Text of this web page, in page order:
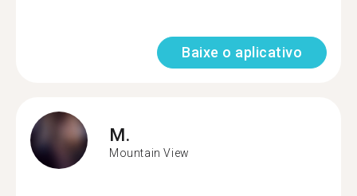
Baixe o aplicativo
M.
Mountain View